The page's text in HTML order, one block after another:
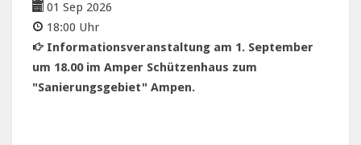
01 Sep 2026
18:00 Uhr
Informationsveranstaltung am 1. September
um 18.00 im Amper Schützenhaus zum
"Sanierungsgebiet" Ampen.